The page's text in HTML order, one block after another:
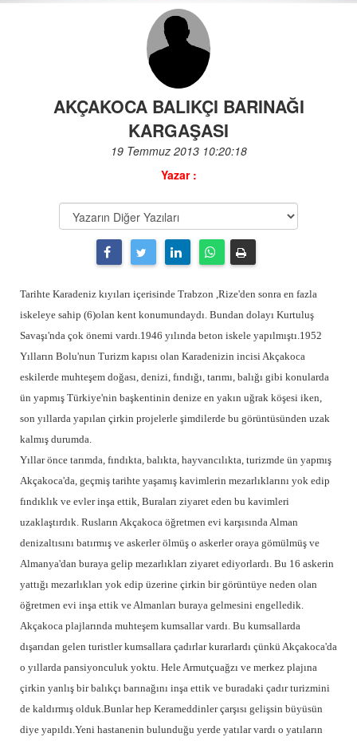
AKÇAKOCA BALIKÇI BARINAĞI
KARGAŞASI
19 Temmuz 2013 10:20:18
Yazar :
Tarihte Karadeniz kıyıları içerisinde Trabzon ,Rize'den sonra en fazla
iskeleye sahip (6)olan kent konumundaydı. Bundan dolayı Kurtuluş
Savaşı'nda çok önemi vardı.1946 yılında beton iskele yapılmıştı.1952
Yılların Bolu'nun Turizm kapısı olan Karadenizin incisi Akçakoca
eskilerde muhteşem doğası, denizi, fındığı, tarımı, balığı gibi konularda
ün yapmış Türkiye'nin başkentinin denize en yakın uğrak köşesi iken,
son yıllarda yapılan çirkin projelerle şimdilerde bu görüntüsünden uzak
kalmış durumda.
Yıllar önce tarımda, fındıkta, balıkta, hayvancılıkta, turizmde ün yapmış
Akçakoca'da, geçmiş tarihte yaşamış kavimlerin mezarlıklarını yok edip
fındıklık ve evler inşa ettik, Buraları ziyaret eden bu kavimleri
uzaklaştırdık. Rusların Akçakoca öğretmen evi karşısında Alman
denizaltısını batırmış ve askerler ölmüş o askerler oraya gömülmüş ve
Almanya'dan buraya gelip mezarlıkları ziyaret ediyorlardı. Bu 16 askerin
yattığı mezarlıkları yok edip üzerine çirkin bir görüntüye neden olan
öğretmen evi inşa ettik ve Almanları buraya gelmesini engelledik.
Akçakoca plajlarında muhteşem kumsallar vardı. Bu kumsallarda
dışarıdan gelen turistler kumsallara çadırlar kurarlardı çünkü Akçakoca'da
o yıllarda pansiyonculuk yoktu. Hele Armutçuağzı ve merkez plajına
çirkin yanlış bir balıkçı barınağını inşa ettik ve buradaki çadır turizmini
de kaldırmış olduk.Bunlar hep Kerameddinler çarşısı gelişsin büyüsün
diye yapıldı.Yeni hastanenin bulunduğu yerde yatılar vardı o yatıların